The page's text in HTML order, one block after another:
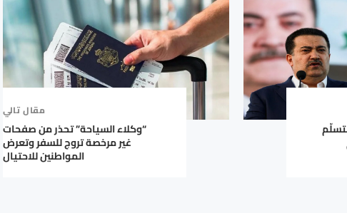
مقال تالي
“وكلاء السياحة” تحذر من صفحات
غير مرخصة تروج للسفر وتعرض
المواطنين للاحتيال